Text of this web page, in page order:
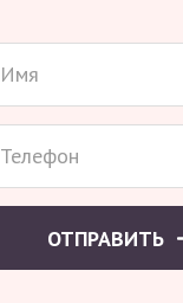
ОТПРАВИТЬ